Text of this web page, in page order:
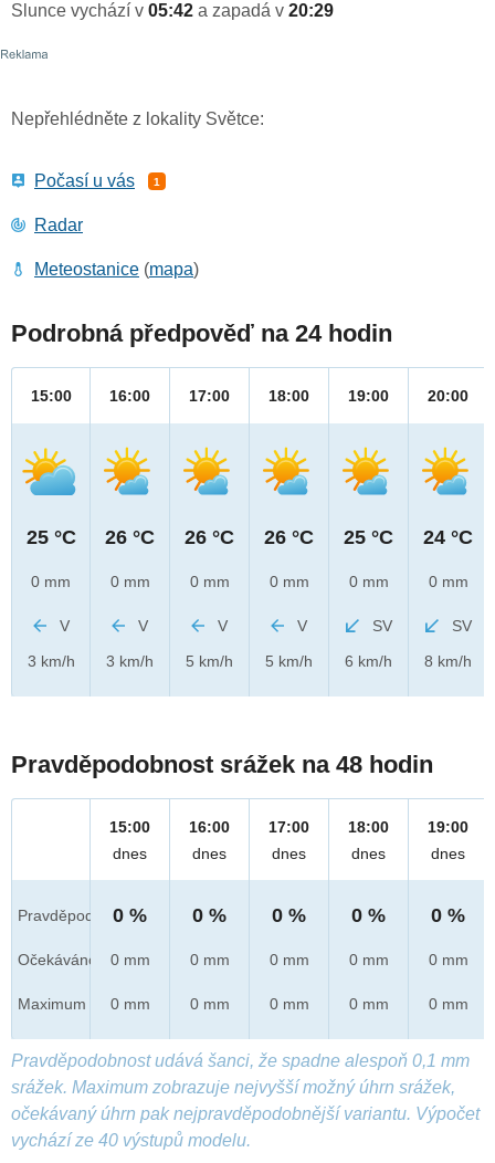
Slunce vychází v 05:42 a zapadá v 20:29
Nepřehlédněte z lokality Světce:
Počasí u vás 1
Radar
Meteostanice (mapa)
Podrobná předpověď na 24 hodin
15:00
25 °C
0 mm
V
3 km/h
16:00
26 °C
0 mm
V
3 km/h
17:00
26 °C
0 mm
V
5 km/h
18:00
26 °C
0 mm
V
5 km/h
19:00
25 °C
0 mm
SV
6 km/h
20:00
24 °C
0 mm
SV
8 km/h
Pravděpodobnost srážek na 48 hodin
Pravděpod.
Očekáváno
Maximum
15:00
dnes
0 %
0 mm
0 mm
16:00
dnes
0 %
0 mm
0 mm
17:00
dnes
0 %
0 mm
0 mm
18:00
dnes
0 %
0 mm
0 mm
19:00
dnes
0 %
0 mm
0 mm
Pravděpodobnost udává šanci, že spadne alespoň 0,1 mm
srážek. Maximum zobrazuje nejvyšší možný úhrn srážek,
očekávaný úhrn pak nejpravděpodobnější variantu. Výpočet
vychází ze 40 výstupů modelu.